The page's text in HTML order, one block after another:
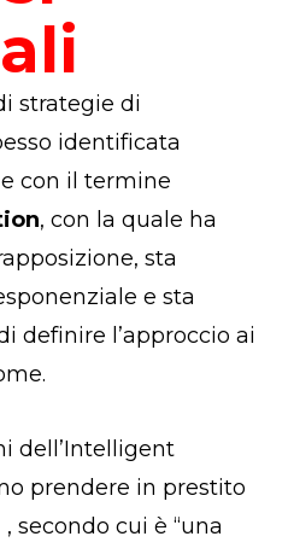
strategie di
identificata
con il termine
, con la quale ha
sta
e sta
definire l’approccio ai
dell’Intelligent
prendere in prestito
secondo cui è “una